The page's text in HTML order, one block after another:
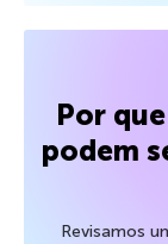
Por
podem
Revisamos